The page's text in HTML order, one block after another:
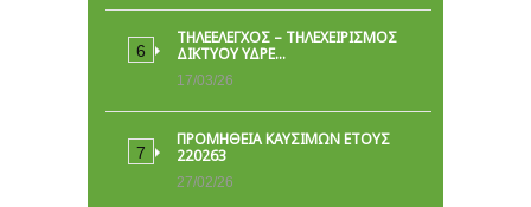
ΤΗΛΕΕΛΕΓΧΟΣ – ΤΗΛΕΧΕΙΡΙΣΜΟΣ
ΔΙΚΤΥΟΥ ΥΔΡΕ…
17/03/26
ΠΡΟΜΗΘΕΙΑ ΚΑΥΣΙΜΩΝ ΕΤΟΥΣ
220263
27/02/26